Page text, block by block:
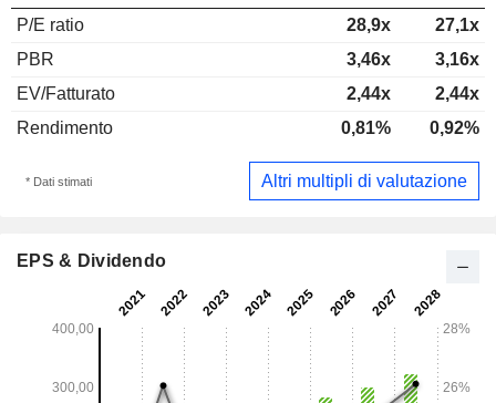
P/E ratio 28,9x
27,1x
PBR
3,46x
3,16x
EV/Fatturato
2,44x
2,44x
Rendimento
0,81% 0,92%
* Dati stimati Altri multipli di valutazione
EPS & Dividendo